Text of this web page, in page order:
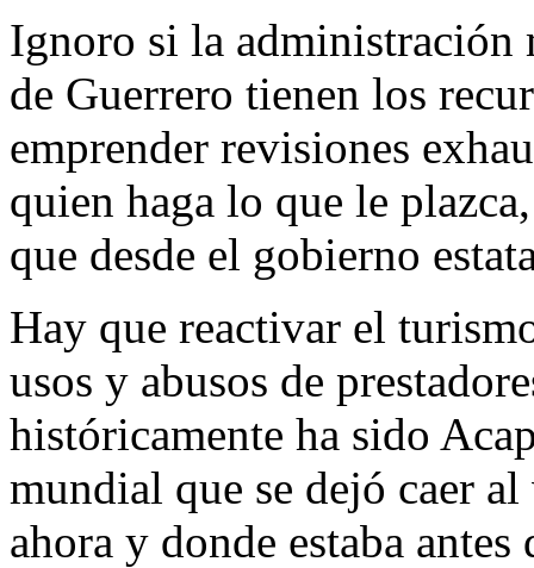
Ignoro si la administración
de Guerrero tienen los
emprender revisiones
quien haga lo que le
que desde el gobierno
Hay que reactivar el
usos y abusos de
históricamente ha sido
mundial que se dejó caer
ahora y donde estaba antes